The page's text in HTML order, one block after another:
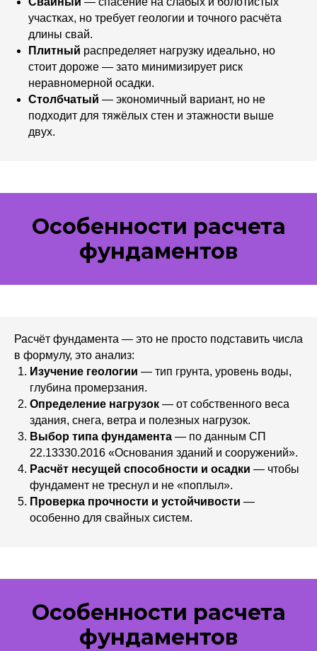
участках, но требует геологии и точного расчёта
длины свай.
Плитный распределяет нагрузку идеально, но
стоит дороже — зато минимизирует риск
неравномерной осадки.
Столбчатый — экономичный вариант, но не
подходит для тяжёлых стен и этажности выше
двух.
Особенности расчета
фундаментов
Расчёт фундамента — это не просто подставить числа
в формулу, это анализ:
Изучение геологии — тип грунта, уровень воды,
глубина промерзания.
Определение нагрузок — от собственного веса
здания, снега, ветра и полезных нагрузок.
Выбор типа фундамента — по данным СП
22.13330.2016 «Основания зданий и сооружений».
Расчёт несущей способности и осадки — чтобы
фундамент не треснул и не «поплыл».
Проверка прочности и устойчивости —
особенно для свайных систем.
Особенности расчета
фундаментов